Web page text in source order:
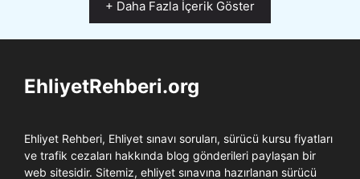
+ Daha Fazla İçerik Göster
EhliyetRehberi.org
Ehliyet Rehberi, Ehliyet sınavı soruları, sürücü kursu fiyatları
ve trafik cezaları hakkında blog gönderileri paylaşan bir
web sitesidir. Sitemiz, ehliyet sınavına hazırlanan sürücü